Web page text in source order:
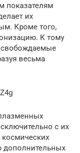
показателям
их
Кроме того,
К тому
весьма
с их
дополнительных